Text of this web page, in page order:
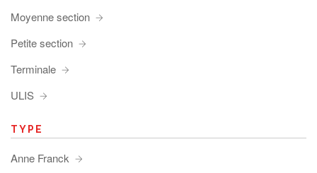
Moyenne section
Petite section
Terminale
ULIS
TYPE
Anne Franck